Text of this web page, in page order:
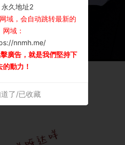
永久地址2
域，会自动跳转最新的
网域：
nnmh.me/
廣告，就是我們堅持下
的動力！
了/已收藏